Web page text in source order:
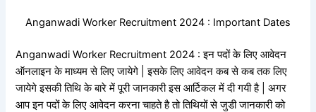
Anganwadi Worker Recruitment 2024 : Important Dates
Anganwadi Worker Recruitment 2024 : इन पदों के लिए आवेदन
ऑनलाइन के माध्यम से लिए जायेगे | इसके लिए आवेदन कब से कब तक लिए
जायेगे इसकी तिथि के बारे में पूरी जानकारी इस आर्टिकल में दी गयी है | अगर
आप इन पदों के लिए आवेदन करना चाहते है तो तिथियों से जुडी जानकारी को